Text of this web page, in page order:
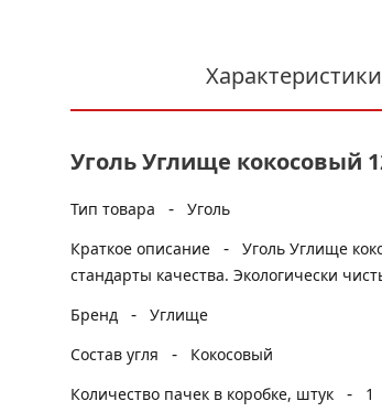
Характеристики
Уголь Углище кокосовый
Тип товара - Уголь
Краткое описание
- Уголь Углище
стандарты качества. Экологически
Бренд
- Углище
Состав угля
-
Кокосовый
Количество пачек в коробке, штук
-
1